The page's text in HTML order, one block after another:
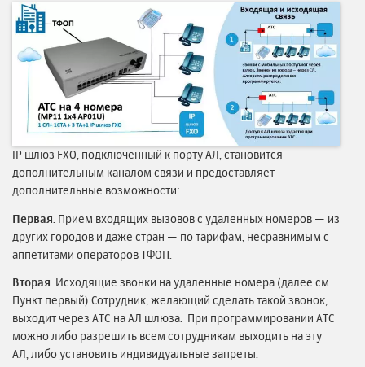
IP шлюз FXO, подключенный к порту АЛ, становится
дополнительным каналом связи и предоставляет
дополнительные возможности:
Первая. Прием входящих вызовов с удаленных номеров — из
других городов и даже стран — по тарифам, несравнимым с
аппетитами операторов ТФОП.
Вторая. Исходящие звонки на удаленные номера (далее см.
Пункт первый) Сотрудник, желающий сделать такой звонок,
выходит через АТС на АЛ шлюза. При программировании АТС
можно либо разрешить всем сотрудникам выходить на эту
АЛ, либо установить индивидуальные запреты.